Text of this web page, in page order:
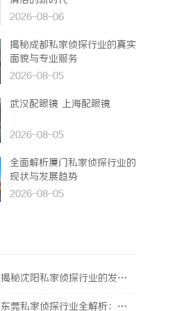
2026-08-06
揭秘成都私家侦探行业的真实
面貌与专业服务
2026-08-05
武汉配眼镜 上海配眼镜
2026-08-05
全面解析厦门私家侦探行业的
现状与发展趋势
2026-08-05
揭秘沈阳私家侦探行业的发展与应用：专业侦探服务的全方位解析
东莞私家侦探行业全解析：服务内容与法律边界详解